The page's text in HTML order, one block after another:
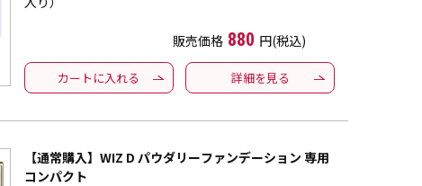
販売価格 880 円(税込)
カートに入れる 詳細を見る
【通常購入】WIZ D パウダリーファンデーション 専用
コンパクト